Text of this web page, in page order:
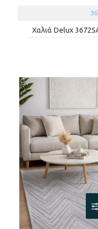
Χαλιά Delux